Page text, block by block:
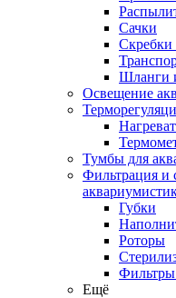
Сачки
Скребки
Шланги
Освещение
Тумбы для
Фильтрация и
Губки
Роторы
Ещё